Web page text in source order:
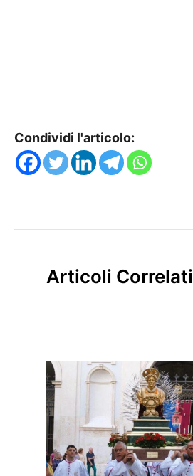
Condividi l'articolo:
Articoli Correlati